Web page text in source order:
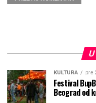
KULTURA pre
Festival
Beograd od